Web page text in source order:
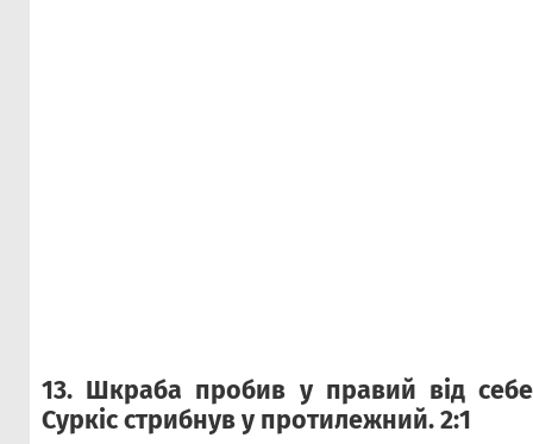
13. Шкраба пробив у правий від
Суркіс стрибнув у протилежний. 2:1